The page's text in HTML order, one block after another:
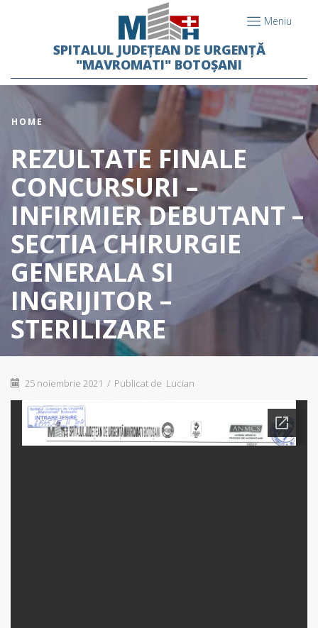
Meniu
SPITALUL JUDEȚEAN DE URGENȚĂ
"MAVROMATI" BOTOȘANI
HOME
REZULTATE FINALE
CONCURSURI –
INFIRMIER DEBUTANT –
SECTIA CHIRURGIE
GENERALA SI
INGRIJITOR –
STERILIZARE
25 noiembrie 2021 / Publicat de Lucian